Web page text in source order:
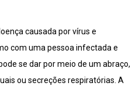
causada por vírus e
com uma pessoa infectada e
se dar por meio de um abraço,
ou secreções respiratórias. A